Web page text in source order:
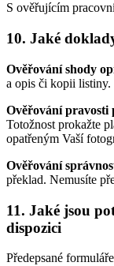
S ověřujícím
10. Jaké
Ověřování shody
a opis či kopii listiny.
Ověřování pravosti
Totožnost prokažte
opatřeným Vaší
Ověřování
překlad. Nemusíte
11. Jaké jsou
dispozici
Předepsané